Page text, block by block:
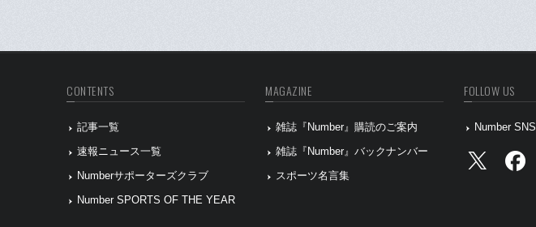
CONTENTS
記事一覧
速報ニュース一覧
Numberサポーターズクラブ
Number SPORTS OF THE YEAR
MAGAZINE
雑誌『Number』購読のご案内
雑誌『Number』バックナンバー
スポーツ名言集
FOLLOW US
Number SNS